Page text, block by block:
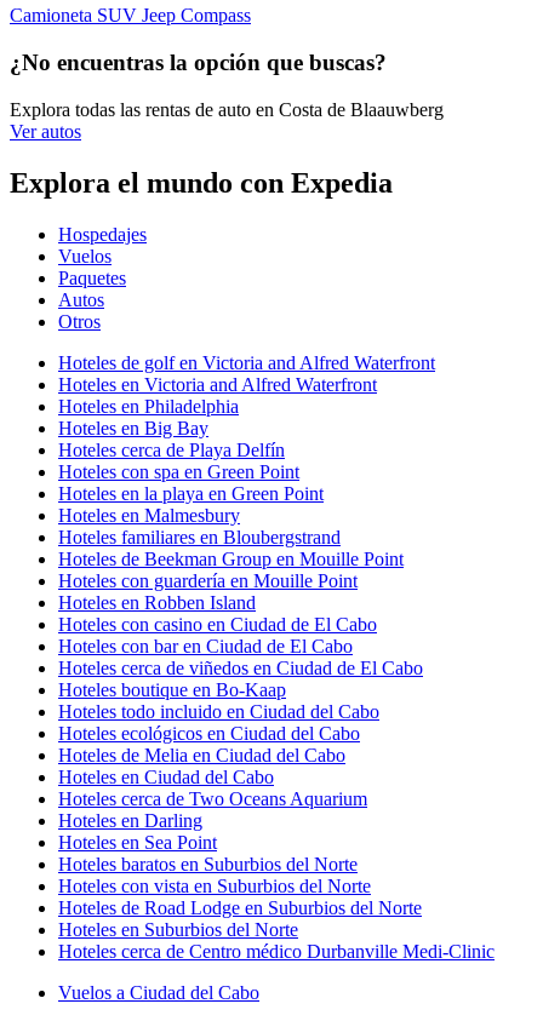
Camioneta SUV Jeep Compass
¿No encuentras la opción que buscas?
Explora todas las rentas de auto en Costa de Blaauwberg
Ver autos
Explora el mundo con Expedia
Hospedajes
Vuelos
Paquetes
Autos
Otros
Hoteles de golf en Victoria and Alfred Waterfront
Hoteles en Victoria and Alfred Waterfront
Hoteles en Philadelphia
Hoteles en Big Bay
Hoteles cerca de Playa Delfín
Hoteles con spa en Green Point
Hoteles en la playa en Green Point
Hoteles en Malmesbury
Hoteles familiares en Bloubergstrand
Hoteles de Beekman Group en Mouille Point
Hoteles con guardería en Mouille Point
Hoteles en Robben Island
Hoteles con casino en Ciudad de El Cabo
Hoteles con bar en Ciudad de El Cabo
Hoteles cerca de viñedos en Ciudad de El Cabo
Hoteles boutique en Bo-Kaap
Hoteles todo incluido en Ciudad del Cabo
Hoteles ecológicos en Ciudad del Cabo
Hoteles de Melia en Ciudad del Cabo
Hoteles en Ciudad del Cabo
Hoteles cerca de Two Oceans Aquarium
Hoteles en Darling
Hoteles en Sea Point
Hoteles baratos en Suburbios del Norte
Hoteles con vista en Suburbios del Norte
Hoteles de Road Lodge en Suburbios del Norte
Hoteles en Suburbios del Norte
Hoteles cerca de Centro médico Durbanville Medi-Clinic
Vuelos a Ciudad del Cabo